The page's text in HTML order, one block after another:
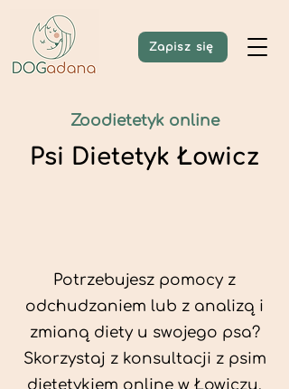
Zapisz się
Zoodietetyk online
Psi Dietetyk Łowicz
Potrzebujesz pomocy z
odchudzaniem lub z analizą i
zmianą diety u swojego psa?
Skorzystaj z konsultacji z psim
dietetykiem online w Łowiczu.